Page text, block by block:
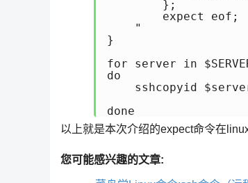
        };
        expect eof;
    "
}
for server in
do
sshcopyid
done
以上就是本次介绍的expect命令在
您可能感兴趣的文章: